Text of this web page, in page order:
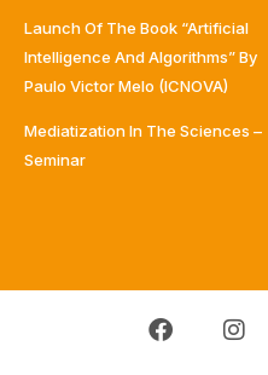
Launch Of The Book “Artificial
Intelligence And Algorithms” By
Paulo Victor Melo (ICNOVA)
Mediatization In The Sciences –
Seminar